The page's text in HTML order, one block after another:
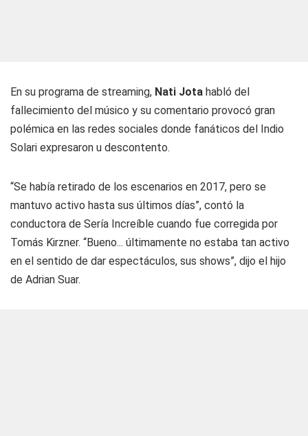
En su programa de streaming, Nati Jota habló del
fallecimiento del músico y su comentario provocó gran
polémica en las redes sociales donde fanáticos del Indio
Solari expresaron u descontento.
“Se había retirado de los escenarios en 2017, pero se
mantuvo activo hasta sus últimos días”, contó la
conductora de Sería Increíble cuando fue corregida por
Tomás Kirzner. “Bueno... últimamente no estaba tan activo
en el sentido de dar espectáculos, sus shows”, dijo el hijo
de Adrian Suar.